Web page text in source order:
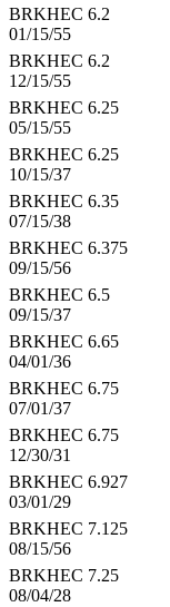
BRKHEC 6.2
01/15/55
BRKHEC 6.2
12/15/55
BRKHEC 6.25
05/15/55
BRKHEC 6.25
10/15/37
BRKHEC 6.35
07/15/38
BRKHEC 6.375
09/15/56
BRKHEC 6.5
09/15/37
BRKHEC 6.65
04/01/36
BRKHEC 6.75
07/01/37
BRKHEC 6.75
12/30/31
BRKHEC 6.927
03/01/29
BRKHEC 7.125
08/15/56
BRKHEC 7.25
08/04/28